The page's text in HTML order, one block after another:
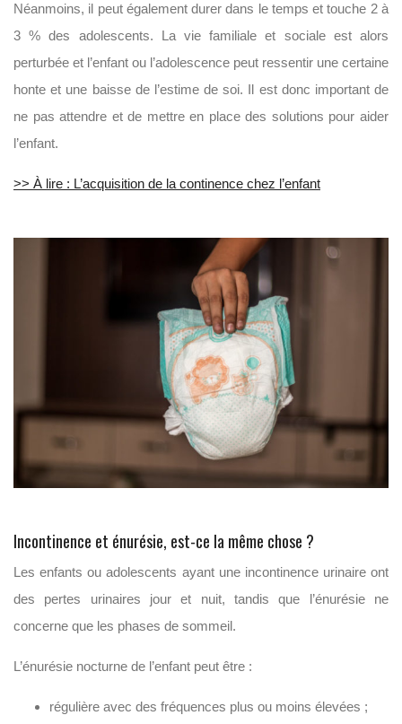
Néanmoins, il peut également durer dans le temps et touche 2 à
3 % des adolescents. La vie familiale et sociale est alors
perturbée et l’enfant ou l’adolescence peut ressentir une certaine
honte et une baisse de l’estime de soi. Il est donc important de
ne pas attendre et de mettre en place des solutions pour aider
l’enfant.
>> À lire : L’acquisition de la continence chez l’enfant
Incontinence et énurésie, est-ce la même chose ?
Les enfants ou adolescents ayant une incontinence urinaire ont
des pertes urinaires jour et nuit, tandis que l’énurésie ne
concerne que les phases de sommeil.
L’énurésie nocturne de l’enfant peut être :
régulière avec des fréquences plus ou moins élevées ;